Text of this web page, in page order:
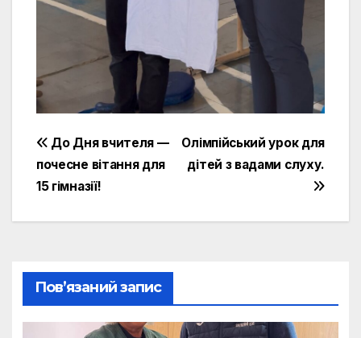
Навігація
записів
Олімпійський урок для
дітей з вадами слуху.
До Дня вчителя —
почесне вітання для
15 гімназії!
Пов’язаний запис